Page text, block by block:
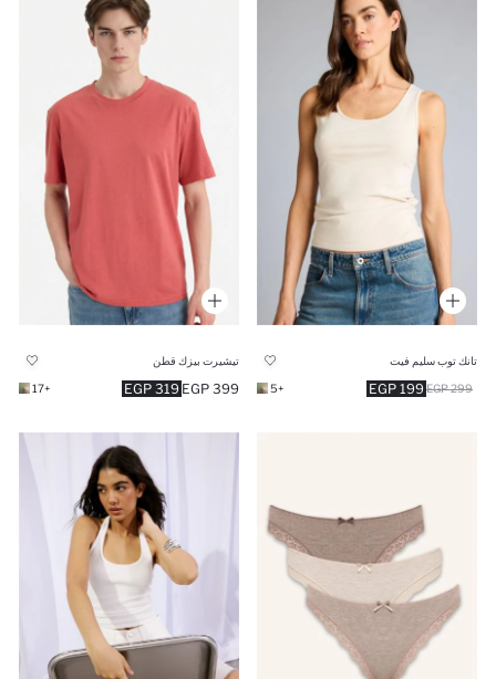
تانك توب سليم فيت
199 EGP 299 EGP
+5
تيشيرت بيزك قطن
319 EGP 399 EGP
+17